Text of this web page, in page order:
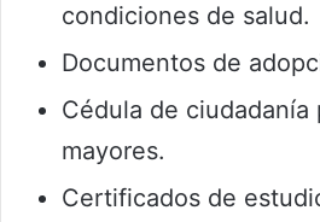
condiciones de salud.
Documentos de
Cédula de ciudadanía
mayores.
Certificados de